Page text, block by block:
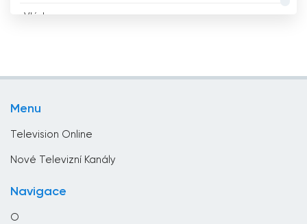
Vláda
Menu
Television Online
Nové Televizní Kanály
Navigace
O